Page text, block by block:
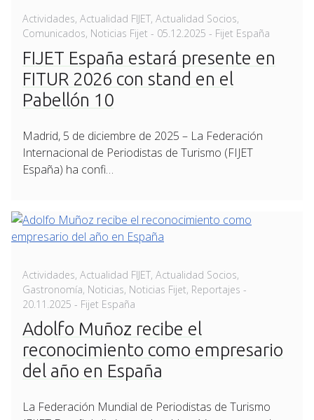
Actividades, Actualidad FIJET, Actualidad Socios,
Comunicados, Noticias Fijet - Posted
05.12.2025 - Fijet España
FIJET España estará presente en
FITUR 2026 con stand en el
Pabellón 10
Madrid, 5 de diciembre de 2025 – La Federación
Internacional de Periodistas de Turismo (FIJET
España) ha confi…
Actividades, Actualidad FIJET, Actualidad Socios,
Gastronomía, Noticias, Noticias Fijet, Reportajes -
20.11.2025 - Fijet España
Adolfo Muñoz recibe el
reconocimiento como empresario
del año en España
La Federación Mundial de Periodistas de Turismo